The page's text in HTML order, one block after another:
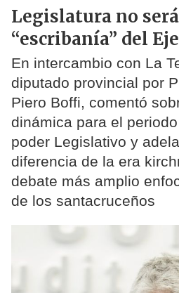
Legislatura no
“escribanía” del
En intercambio con La
diputado provincial por
Piero Boffi, comentó
dinámica para el
poder Legislativo y
diferencia de la era
debate más amplio
de los santacruceños